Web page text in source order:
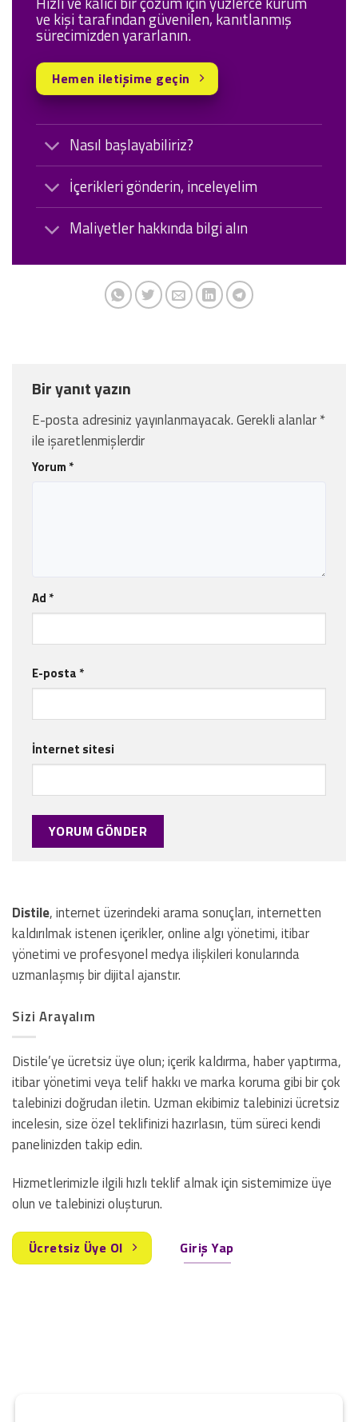
Nasıl başlayabiliriz?
İçerikleri gönderin, inceleyelim
Maliyetler hakkında bilgi alın
ve kişi tarafından güvenilen, kanıtlanmış
sürecimizden yararlanın.
Hemen iletişime geçin
Bir yanıt yazın
E-posta adresiniz yayınlanmayacak.Gerekli alanlar*
ile işaretlenmişlerdir
Yorum *
Ad *
E-posta *
İnternet sitesi
Distile, internet üzerindeki arama sonuçları, internetten
kaldırılmak istenen içerikler, online algı yönetimi, itibar
yönetimi ve profesyonel medya ilişkileri konularında
uzmanlaşmış bir dijital ajanstır.
Sizi Arayalım
Distile’ye ücretsiz üye olun; içerik kaldırma, haber yaptırma,
itibar yönetimi veya telif hakkı ve marka koruma gibi bir çok
talebinizi doğrudan iletin. Uzman ekibimiz talebinizi ücretsiz
incelesin, size özel teklifinizi hazırlasın, tüm süreci kendi
panelinizden takip edin.
Hizmetlerimizle ilgili hızlı teklif almak için sistemimize üye
olun ve talebinizi oluşturun.
Ücretsiz Üye Ol Giriş Yap